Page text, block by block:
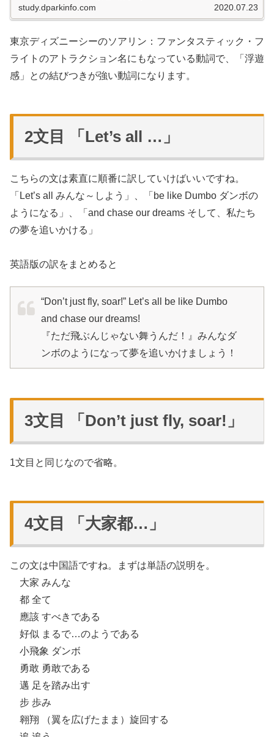
study.dparkinfo.com 2020.07.23
東京ディズニーシーのソアリン：ファンタスティック・フ
ライトのアトラクション名にもなっている動詞で、「浮遊
感」との結びつきが強い動詞になります。
2文目 「Let’s all …」
こちらの文は素直に順番に訳していけばいいですね。
「Let’s all みんな～しよう」、「be like Dumbo ダンボの
ようになる」、「and chase our dreams そして、私たち
の夢を追いかける」
英語版の訳をまとめると
“Don’t just fly, soar!” Let’s all be like Dumbo
and chase our dreams!
『ただ飛ぶんじゃない舞うんだ！』みんなダ
ンボのようになって夢を追いかけましょう！
3文目 「Don’t just fly, soar!」
1文目と同じなので省略。
4文目 「大家都…」
この文は中国語ですね。まずは単語の説明を。
大家 みんな
都 全て
應該 すべきである
好似 まるで…のようである
小飛象 ダンボ
勇敢 勇敢である
邁 足を踏み出す
步 歩み
翱翔 （翼を広げたまま）旋回する